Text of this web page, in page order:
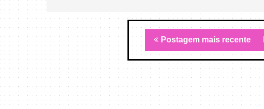
Postagem mais recente